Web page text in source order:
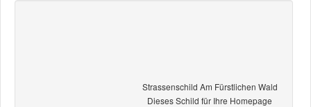
Strassenschild Am Fürstlichen Wald
Dieses Schild für Ihre Homepage